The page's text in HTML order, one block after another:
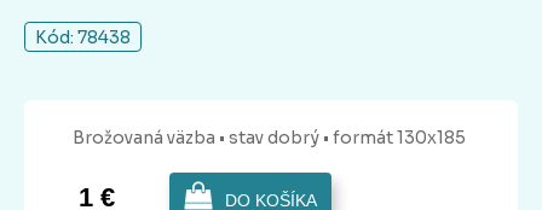
Kód: 78438
Brožovaná väzba • stav dobrý • formát 130x185
1 € DO KOŠÍKA